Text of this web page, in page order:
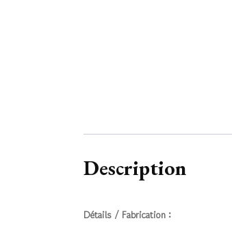
Description
Détails / Fabrication :